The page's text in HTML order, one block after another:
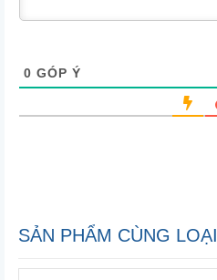
0 GÓP Ý
SẢN PHẨM CÙNG LOẠI